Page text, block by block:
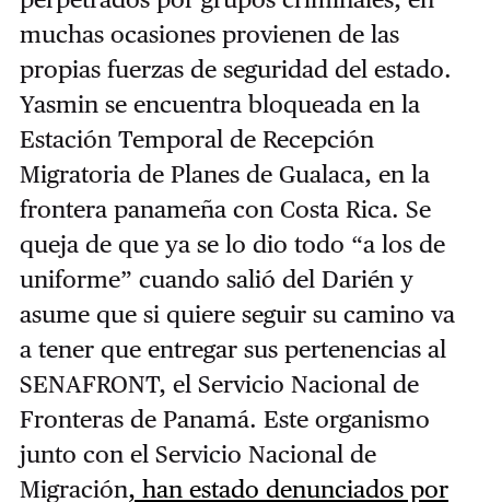
muchas ocasiones provienen de las
propias fuerzas de seguridad del estado.
Yasmin se encuentra bloqueada en la
Estación Temporal de Recepción
Migratoria de Planes de Gualaca, en la
frontera panameña con Costa Rica. Se
queja de que ya se lo dio todo “a los de
uniforme” cuando salió del Darién y
asume que si quiere seguir su camino va
a tener que entregar sus pertenencias al
SENAFRONT, el Servicio Nacional de
Fronteras de Panamá. Este organismo
junto con el Servicio Nacional de
Migración, han estado denunciados por